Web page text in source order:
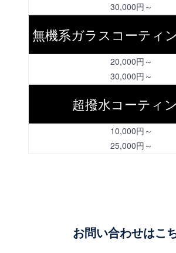
30,000円～
無機系ガラスコーティ
20,000円～
30,000円～
超撥水コーティ
10,000円～
25,000円～
お問い合わせはこ